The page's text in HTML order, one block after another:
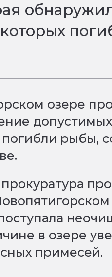
озере
погибли рыбы,
в озере
примесей.